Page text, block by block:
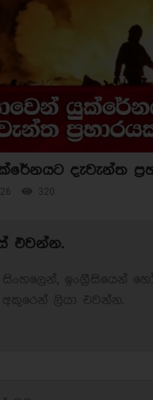
දැවැන්ත
320
එවන්න.